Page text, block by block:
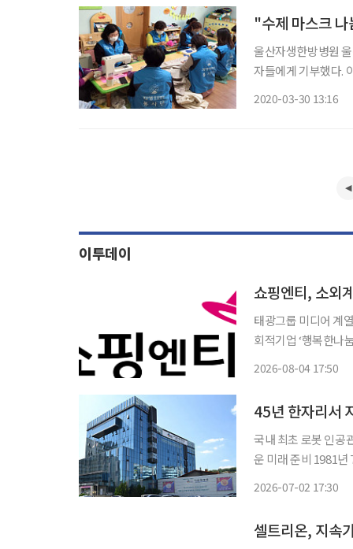
"수제 마스크
울산자생한방병원
자들에게 기부했다. 이번 기부는 울산자생한방병원 입원환자들이 코로나19로부터 안전하게
2020-03-30 13:16
이투데이
쇼핑엔티, 소외
태광그룹 미디어 계
회적기업 ‘행복한나
2026-08-04 17:50
국내 최초 로봇 인
운 미래 준비 1981년 7월 4일, 수원에 작은 정형외과 병원 하나가 문을 열었다. 간판 하나, 진
2026-07-02 17:30
셀트리온, 지속